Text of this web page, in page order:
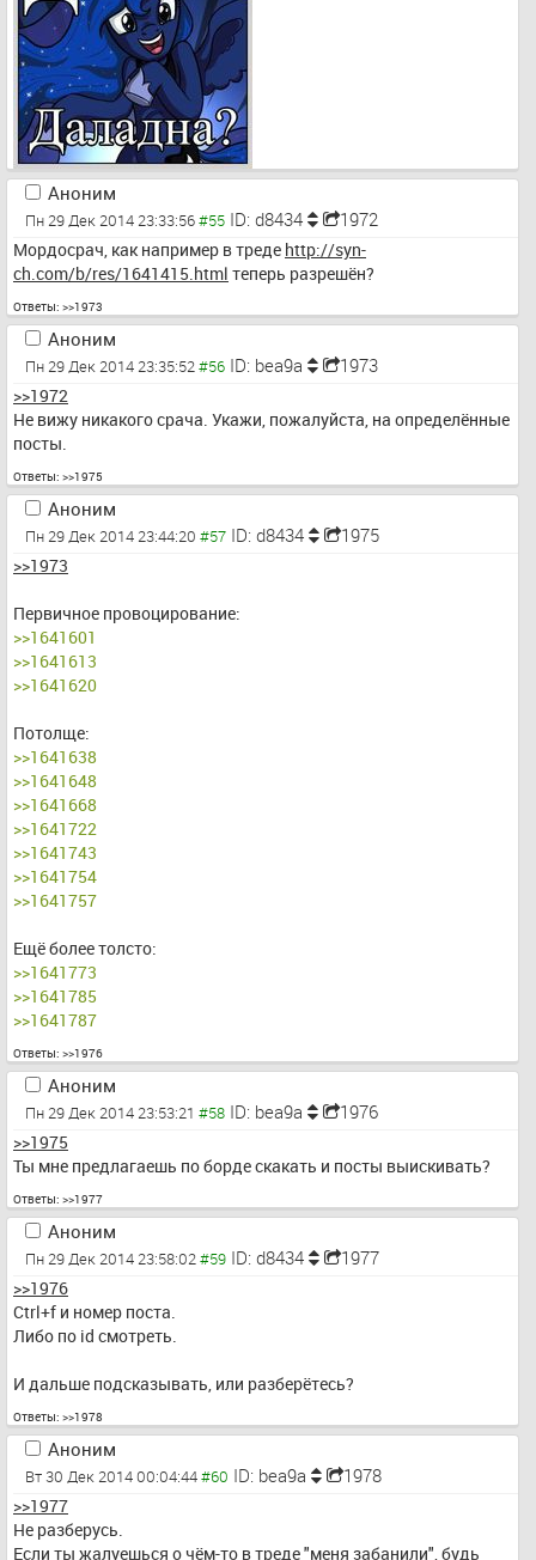
Аноним
Пн 29 Дек 2014 23:33:56 ID: d8434 1972
Мордосрач, как например в треде http://syn-
ch.com/b/res/1641415.html теперь разрешён?
Ответы: >>1973
Аноним
Пн 29 Дек 2014 23:35:52 ID: bea9a 1973
>>1972
Не вижу никакого срача. Укажи, пожалуйста, на определённые
посты.
Ответы: >>1975
Аноним
Пн 29 Дек 2014 23:44:20 ID: d8434 1975
>>1973
Первичное провоцирование:
>>1641601
>>1641613
>>1641620
Потолще:
>>1641638
>>1641648
>>1641668
>>1641722
>>1641743
>>1641754
>>1641757
Ещё более толсто:
>>1641773
>>1641785
>>1641787
>>1641806
>>1641822
>>1641826
>>1641838
>>1641845
>>1641875
>>1641882
>>1641884
Ответы: >>1976
Аноним
Пн 29 Дек 2014 23:53:21 ID: bea9a 1976
>>1975
Ты мне предлагаешь по борде скакать и посты выискивать?
Ответы: >>1977
Аноним
Пн 29 Дек 2014 23:58:02 ID: d8434 1977
>>1976
Ctrl+f и номер поста.
Либо по id смотреть.
И дальше подсказывать, или разберётесь?
Ответы: >>1978
Аноним
Вт 30 Дек 2014 00:04:44 ID: bea9a 1978
>>1977
Не разберусь.
Если ты жалуешься о чём-то в треде "меня забанили", будь